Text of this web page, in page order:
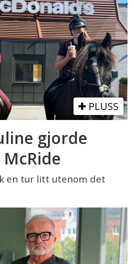
PLUSS
gjorde
en tur litt utenom det